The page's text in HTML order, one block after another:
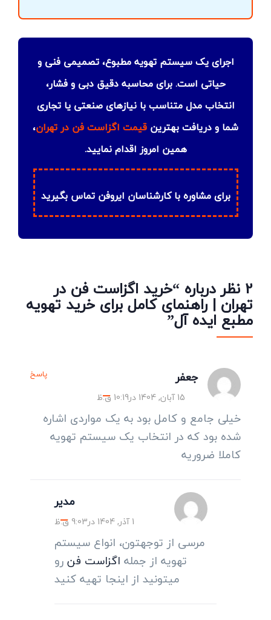
اجرای یک سیستم تهویه مطبوع، تصمیمی فنی و
حیاتی است. برای محاسبه دقیق دبی و فشار،
انتخاب مدل متناسب با نیازهای صنعتی یا تجاری
شما و دریافت بهترین قیمت اگزاست فن در تهران،
همین امروز اقدام نمایید.
برای مشاوره با کارشناسان ایروفن تماس بگیرید
2 نظر درباره “خرید اگزاست فن در
تهران | راهنمای کامل برای خرید تهویه
مطبع ایده آل”
جعفر
15 آبان, 1404 در10:19 ق.ظ
خیلی جامع و کامل بود به یک مواردی اشاره
شده بود که در انتخاب یک سیستم تهویه
کاملا ضروریه
پاسخ
مدیر
1 آذر, 1404 در9:03 ق.ظ
مرسی از توجهتون، انواع سیستم
تهویه از جمله اگزاست فنرو
میتونید از اینجا تهیه کنید